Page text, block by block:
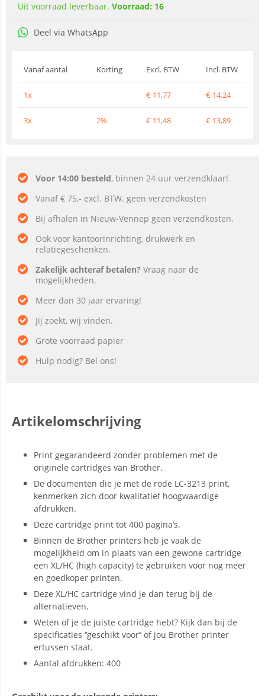
Uit voorraad leverbaar. Voorraad: 16
Deel via WhatsApp
Vanaf aantal Korting Excl. BTW Incl. BTW
1x € 11,77 € 14,24
3x 2% € 11,48 € 13,89
Voor 14:00 besteld, binnen 24 uur verzendklaar!
Vanaf € 75,- excl. BTW. geen verzendkosten
Bij afhalen in Nieuw-Vennep geen verzendkosten.
Ook voor kantoorinrichting, drukwerk en
relatiegeschenken.
Zakelijk achteraf betalen? Vraag naar de
mogelijkheden.
Meer dan 30 jaar ervaring!
Jij zoekt, wij vinden.
Grote voorraad papier
Hulp nodig? Bel ons!
Artikelomschrijving
Print gegarandeerd zonder problemen met de
originele cartridges van Brother.
De documenten die je met de rode LC-3213 print,
kenmerken zich door kwalitatief hoogwaardige
afdrukken.
Deze cartridge print tot 400 pagina’s.
Binnen de Brother printers heb je vaak de
mogelijkheid om in plaats van een gewone cartridge
een XL/HC (high capacity) te gebruiken voor nog meer
en goedkoper printen.
Deze XL/HC cartridge vind je dan terug bij de
alternatieven.
Weten of je de juiste cartridge hebt? Kijk dan bij de
specificaties ‘’geschikt voor’’ of jou Brother printer
ertussen staat.
Aantal afdrukken: 400